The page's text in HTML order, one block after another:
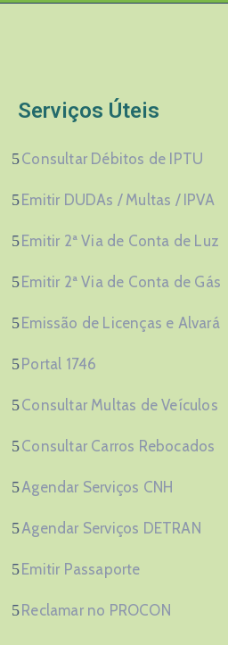
Serviços Úteis
Consultar Débitos de IPTU
Emitir DUDAs / Multas / IPVA
Emitir 2ª Via de Conta de Luz
Emitir 2ª Via de Conta de Gás
Emissão de Licenças e Alvará
Portal 1746
Consultar Multas de Veículos
Consultar Carros Rebocados
Agendar Serviços CNH
Agendar Serviços DETRAN
Emitir Passaporte
Reclamar no PROCON